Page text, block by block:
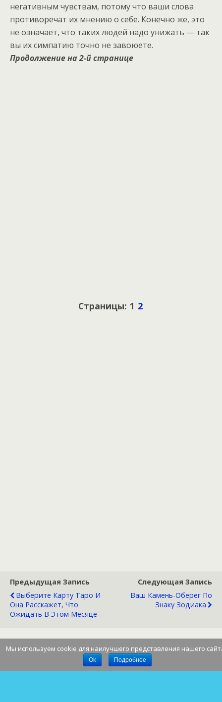
негативным чувствам, потому что ваши слова
противоречат их мнению о себе. Конечно же, это
не означает, что таких людей надо унижать — так
вы их симпатию точно не завоюете.
Продолжение на 2-й странице
Страницы: 1 2
Предыдущая Запись
Выберите Карту Таро И
Она Расскажет, Что
Ожидать В Этом Месяце
Следующая Запись
Ваш Камень-Оберег По
Знаку Зодиака
Мы используем cookie для наилучшего представления нашего
Ok Подробнее
Наверх